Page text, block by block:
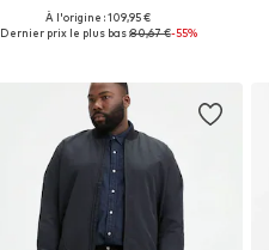
+51
Disponible en plusieurs tailles
À l'origine : 109,95 €
Dernier prix le plus bas :80,67 €-55%